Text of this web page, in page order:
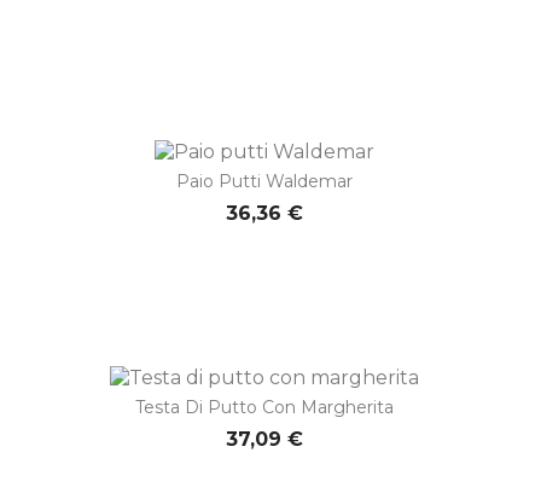
Paio Putti Waldemar
36,36 €
Testa Di Putto Con Margherita
37,09 €